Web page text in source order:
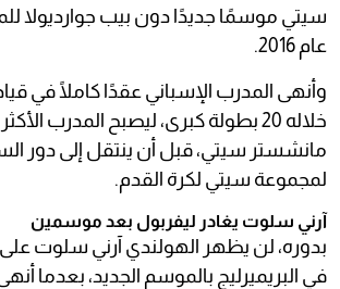
سيتي موسمًا جديدًا دون بيب جوارديولا
عام 2016.
وأنهى المدرب الإسباني عقدًا كاملًا في
خلاله 20 بطولة كبرى، ليصبح المدرب
مانشستر سيتي، قبل أن ينتقل إلى دور
لمجموعة سيتي لكرة القدم.
آرني سلوت يغادر ليفربول بعد موسمين
بدوره، لن يظهر الهولندي آرني سلوت على
في البريميرليج بالموسم الجديد، بعدما